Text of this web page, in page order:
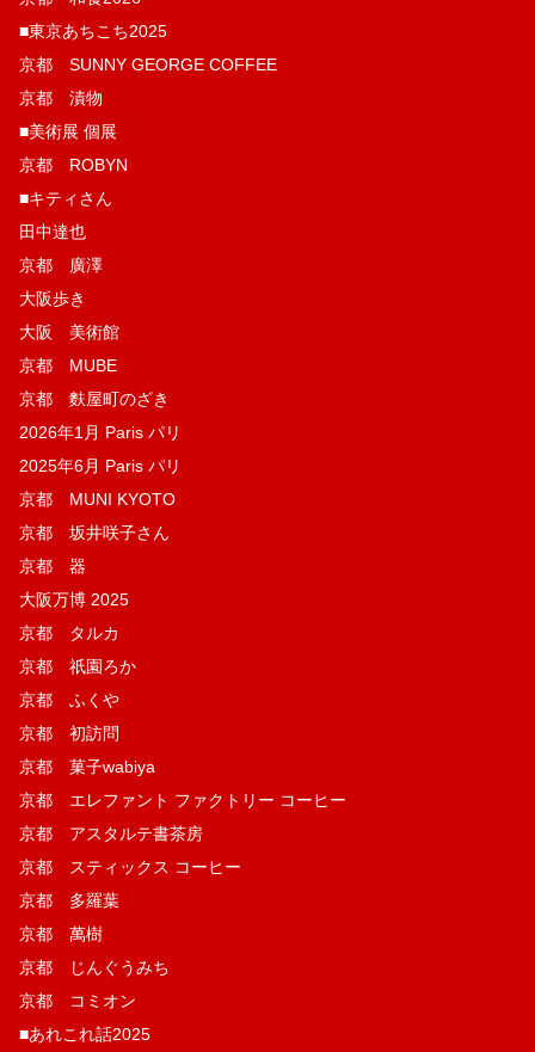
■東京あちこち2025
京都 SUNNY GEORGE COFFEE
京都 漬物
■美術展 個展
京都 ROBYN
■キティさん
田中達也
京都 廣澤
大阪歩き
大阪 美術館
京都 MUBE
京都 麩屋町のざき
2026年1月 Paris パリ
2025年6月 Paris パリ
京都 MUNI KYOTO
京都 坂井咲子さん
京都 器
大阪万博 2025
京都 タルカ
京都 祇園ろか
京都 ふくや
京都 初訪問
京都 菓子wabiya
京都 エレファント ファクトリー コーヒー
京都 アスタルテ書茶房
京都 スティックス コーヒー
京都 多羅葉
京都 萬樹
京都 じんぐうみち
京都 コミオン
■あれこれ話2025